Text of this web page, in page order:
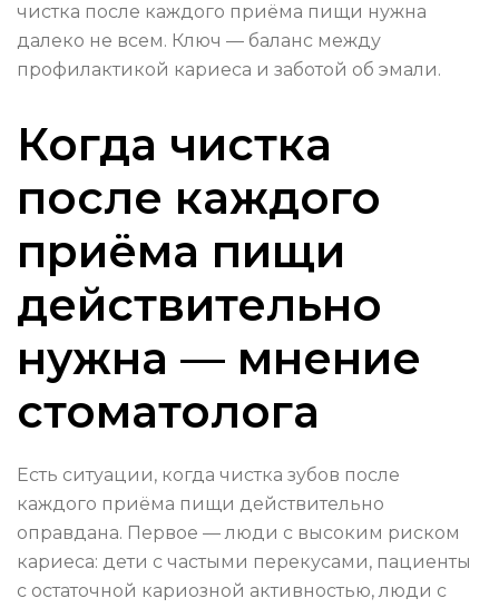
чистка после каждого приёма пищи нужна
далеко не всем. Ключ — баланс между
профилактикой кариеса и заботой об эмали.
Когда чистка
после каждого
приёма пищи
действительно
нужна — мнение
стоматолога
Есть ситуации, когда чистка зубов после
каждого приёма пищи действительно
оправдана. Первое — люди с высоким риском
кариеса: дети с частыми перекусами, пациенты
с остаточной кариозной активностью, люди с